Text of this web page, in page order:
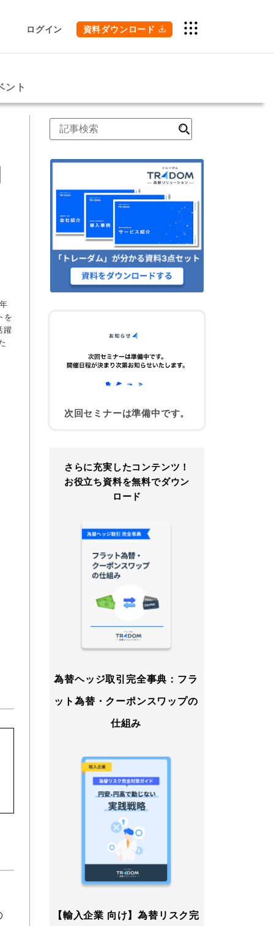
ログイン 資料ダウンロード
ント
を
躍
索
次回セミナーは準備中です。
さらに充実したコンテンツ！
お役立ち資料を無料でダウン
ロード
為替ヘッジ取引完全事典：フラ
ット為替・クーポンスワップの
仕組み
【輸入企業 向け】為替リスク完